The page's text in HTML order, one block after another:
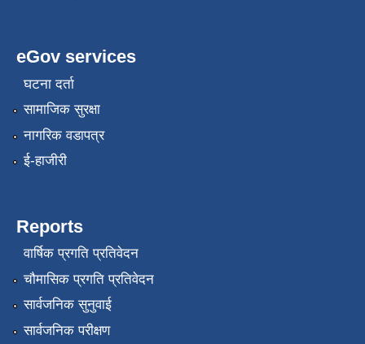
eGov services
घटना दर्ता
सामाजिक सुरक्षा
नागरिक वडापत्र
ई-हाजीरी
Reports
वार्षिक प्रगति प्रतिवेदन
चौमासिक प्रगति प्रतिवेदन
सार्वजनिक सुनुवाई
सार्वजनिक परीक्षण